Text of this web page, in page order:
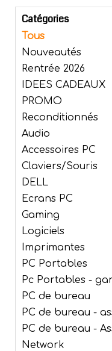
Catégories
Tous
Nouveautés
Rentrée 2026
IDEES CADEAUX
PROMO
Reconditionnés
Audio
Accessoires PC
Claviers/Souris
DELL
Ecrans PC
Gaming
Logiciels
Imprimantes
PC Portables
Pc Portables -
PC de bureau
PC de bureau -
PC de bureau -
Network